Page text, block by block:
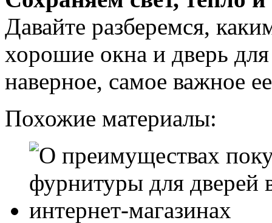
Давайте разберемся,
хорошие окна и дверь
наверное, самое важное
Похожие материалы: